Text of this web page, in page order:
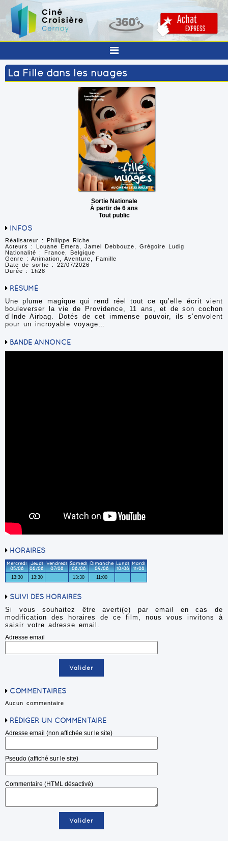
La Fille dans les nuages
Sortie Nationale
À partir de 6 ans
Tout public
INFOS
Réalisateur : Philippe Riche
Acteurs : Louane Emera, Jamel Debbouze, Grégoire Ludig
Nationalité : France, Belgique
Genre : Animation, Aventure, Famille
Date de sortie : 22/07/2026
Durée : 1h28
RÉSUMÉ
Une plume magique qui rend réel tout ce qu’elle écrit vient
bouleverser la vie de Providence, 11 ans, et de son cochon
d’Inde Airbag. Dotés de cet immense pouvoir, ils s’envolent
pour un incroyable voyage…
BANDE ANNONCE
HORAIRES
Mercredi
05/08
Jeudi
06/08
Vendredi
07/08
Samedi
08/08
Dimanche
09/08
Lundi
10/08
Mardi
11/08
13:30
13:30 13:30 11:00
SUIVI DES HORAIRES
Si vous souhaitez être averti(e) par email en cas de
modification des horaires de ce film, nous vous invitons à
saisir votre adresse email.
Adresse email
COMMENTAIRES
Aucun commentaire
RÉDIGER UN COMMENTAIRE
Adresse email (non affichée sur le site)
Pseudo (affiché sur le site)
Commentaire (HTML désactivé)